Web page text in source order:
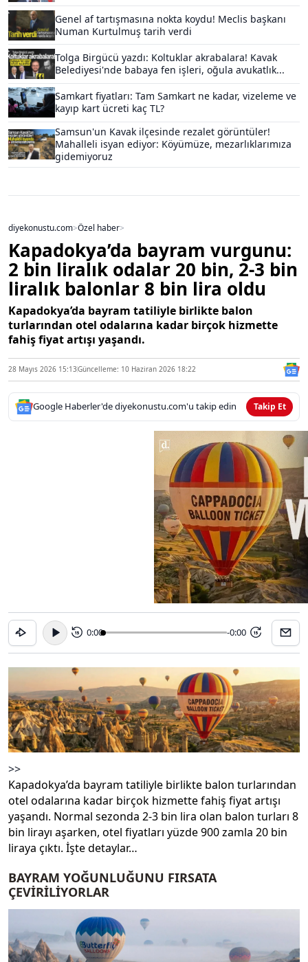
Genel af tartışmasına nokta koydu! Meclis başkanı
Numan Kurtulmuş tarih verdi
Tolga Birgücü yazdı: Koltuklar akrabalara! Kavak
Belediyesi'nde babaya fen işleri, oğula avukatlık...
Samkart fiyatları: Tam Samkart ne kadar, vizeleme ve
kayıp kart ücreti kaç TL?
Samsun'un Kavak ilçesinde rezalet görüntüler!
Mahalleli isyan ediyor: Köyümüze, mezarlıklarımıza
gidemiyoruz
diyekonustu.com>Özel haber>
Kapadokya’da bayram vurgunu:
2 bin liralık odalar 20 bin, 2-3 bin
liralık balonlar 8 bin lira oldu
Kapadokya’da bayram tatiliyle birlikte balon
turlarından otel odalarına kadar birçok hizmette
fahiş fiyat artışı yaşandı.
28 Mayıs 2026 15:13Güncelleme: 10 Haziran 2026 18:22
Google Haberler'de diyekonustu.com'u takip edin Takip Et
15 0:00 -0:00 15
>>
Kapadokya’da bayram tatiliyle birlikte balon turlarından
otel odalarına kadar birçok hizmette fahiş fiyat artışı
yaşandı. Normal sezonda 2-3 bin lira olan balon turları 8
bin lirayı aşarken, otel fiyatları yüzde 900 zamla 20 bin
liraya çıktı. İşte detaylar…
BAYRAM YOĞUNLUĞUNU FIRSATA
ÇEVİRİLİYORLAR